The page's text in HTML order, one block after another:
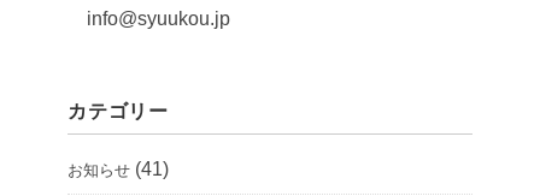
info@syuukou.jp
カテゴリー
お知らせ (41)